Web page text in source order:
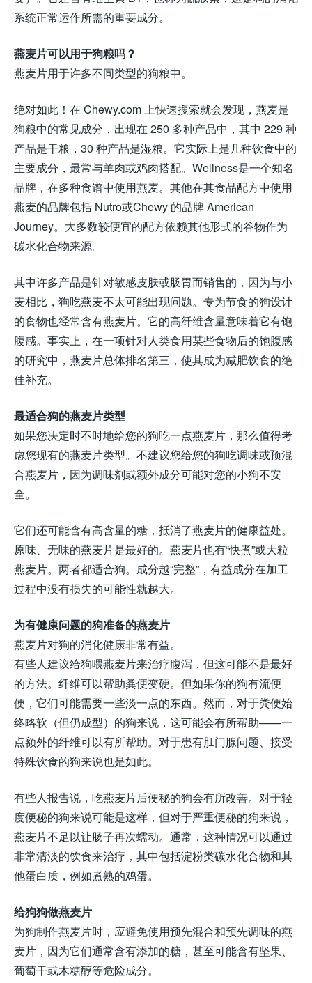
系统正常运作所需的重要成分。
燕麦片可以用于狗粮吗？
燕麦片用于许多不同类型的狗粮中。
绝对如此！在 Chewy.com 上快速搜索就会发现，燕麦是
狗粮中的常见成分，出现在 250 多种产品中，其中 229 种
产品是干粮，30 种产品是湿粮。它实际上是几种饮食中的
主要成分，最常与羊肉或鸡肉搭配。Wellness是一个知名
品牌，在多种食谱中使用燕麦。其他在其食品配方中使用
燕麦的品牌包括 Nutro或Chewy 的品牌 American
Journey。大多数较便宜的配方依赖其他形式的谷物作为
碳水化合物来源。
其中许多产品是针对敏感皮肤或肠胃而销售的，因为与小
麦相比，狗吃燕麦不太可能出现问题。专为节食的狗设计
的食物也经常含有燕麦片。它的高纤维含量意味着它有饱
腹感。事实上，在一项针对人类食用某些食物后的饱腹感
的研究中，燕麦片总体排名第三，使其成为减肥饮食的绝
佳补充。
最适合狗的燕麦片类型
如果您决定时不时地给您的狗吃一点燕麦片，那么值得考
虑您现有的燕麦片类型。不建议您给您的狗吃调味或预混
合燕麦片，因为调味剂或额外成分可能对您的小狗不安
全。
它们还可能含有高含量的糖，抵消了燕麦片的健康益处。
原味、无味的燕麦片是最好的。燕麦片也有“快煮”或大粒
燕麦片。两者都适合狗。成分越“完整”，有益成分在加工
过程中没有损失的可能性就越大。
为有健康问题的狗准备的燕麦片
燕麦片对狗的消化健康非常有益。
有些人建议给狗喂燕麦片来治疗腹泻，但这可能不是最好
的方法。纤维可以帮助粪便变硬。但如果你的狗有流便
便，它们可能需要一些淡一点的东西。然而，对于粪便始
终略软（但仍成型）的狗来说，这可能会有所帮助——一
点额外的纤维可以有所帮助。对于患有肛门腺问题、接受
特殊饮食的狗来说也是如此。
有些人报告说，吃燕麦片后便秘的狗会有所改善。对于轻
度便秘的狗来说可能是这样，但对于严重便秘的狗来说，
燕麦片不足以让肠子再次蠕动。通常，这种情况可以通过
非常清淡的饮食来治疗，其中包括淀粉类碳水化合物和其
他蛋白质，例如煮熟的鸡蛋。
给狗狗做燕麦片
为狗制作燕麦片时，应避免使用预先混合和预先调味的燕
麦片，因为它们通常含有添加的糖，甚至可能含有坚果、
葡萄干或木糖醇等危险成分。